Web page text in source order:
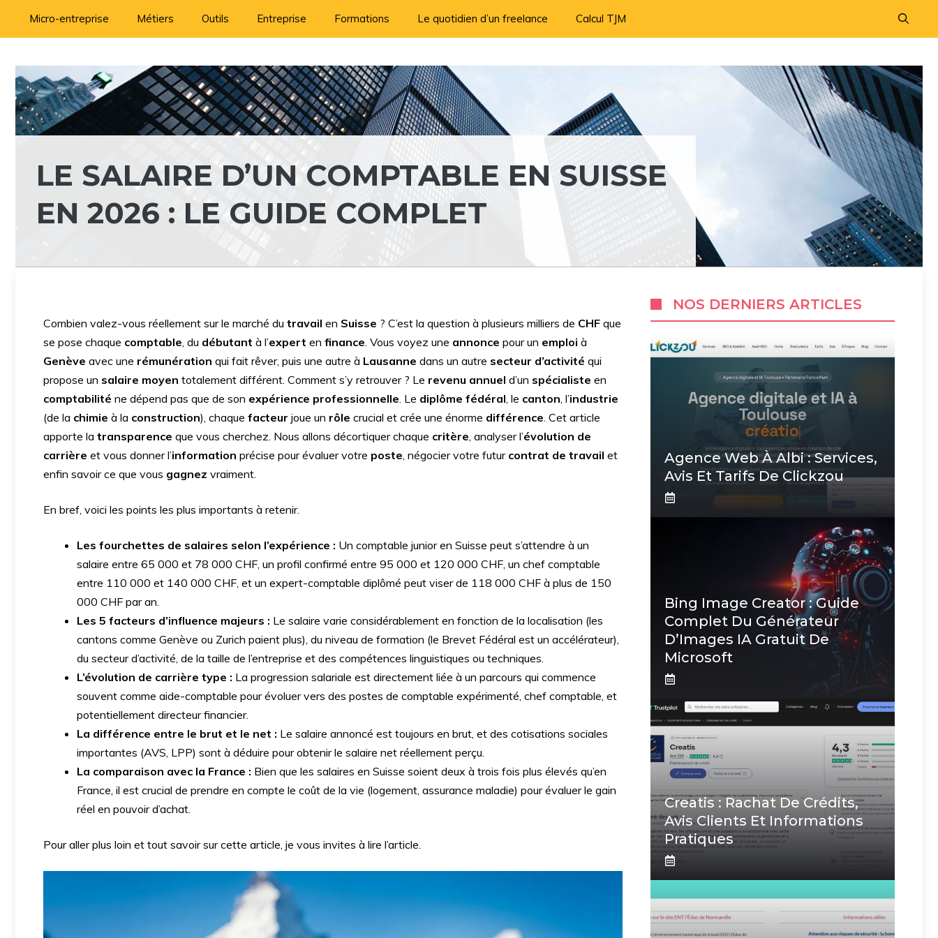
Micro-entreprise Métiers Outils Entreprise Formations Le quotidien d’un freelance Calcul TJM
LE SALAIRE D’UN COMPTABLE EN SUISSE
EN 2026 : LE GUIDE COMPLET
Combien valez-vous réellement sur le marché du travail en Suisse ? C’est la question à plusieurs milliers de CHF que
se pose chaque comptable, du débutant à l’expert en finance. Vous voyez une annonce pour un emploi à
Genève avec une rémunération qui fait rêver, puis une autre à Lausanne dans un autre secteur d’activité qui
propose un salaire moyen totalement différent. Comment s’y retrouver ? Le revenu annuel d’un spécialiste en
comptabilité ne dépend pas que de son expérience professionnelle. Le diplôme fédéral, le canton, l’industrie
(de la chimie à la construction), chaque facteur joue un rôle crucial et crée une énorme différence. Cet article
apporte la transparence que vous cherchez. Nous allons décortiquer chaque critère, analyser l’évolution de
carrière et vous donner l’information précise pour évaluer votre poste, négocier votre futur contrat de travail et
enfin savoir ce que vous gagnez vraiment.
En bref, voici les points les plus importants à retenir.
Les fourchettes de salaires selon l’expérience : Un comptable junior en Suisse peut s’attendre à un
salaire entre 65 000 et 78 000 CHF, un profil confirmé entre 95 000 et 120 000 CHF, un chef comptable
entre 110 000 et 140 000 CHF, et un expert-comptable diplômé peut viser de 118 000 CHF à plus de 150
000 CHF par an.
Les 5 facteurs d’influence majeurs : Le salaire varie considérablement en fonction de la localisation (les
cantons comme Genève ou Zurich paient plus), du niveau de formation (le Brevet Fédéral est un accélérateur),
du secteur d’activité, de la taille de l’entreprise et des compétences linguistiques ou techniques.
L’évolution de carrière type : La progression salariale est directement liée à un parcours qui commence
souvent comme aide-comptable pour évoluer vers des postes de comptable expérimenté, chef comptable, et
potentiellement directeur financier.
La différence entre le brut et le net : Le salaire annoncé est toujours en brut, et des cotisations sociales
importantes (AVS, LPP) sont à déduire pour obtenir le salaire net réellement perçu.
La comparaison avec la France : Bien que les salaires en Suisse soient deux à trois fois plus élevés qu’en
France, il est crucial de prendre en compte le coût de la vie (logement, assurance maladie) pour évaluer le gain
réel en pouvoir d’achat.
Pour aller plus loin et tout savoir sur cette article, je vous invites à lire l’article.
NOS DERNIERS ARTICLES
Agence Web À Albi : Services,
Avis Et Tarifs De Clickzou
Bing Image Creator : Guide
Complet Du Générateur
D’Images IA Gratuit De
Microsoft
Creatis : Rachat De Crédits,
Avis Clients Et Informations
Pratiques